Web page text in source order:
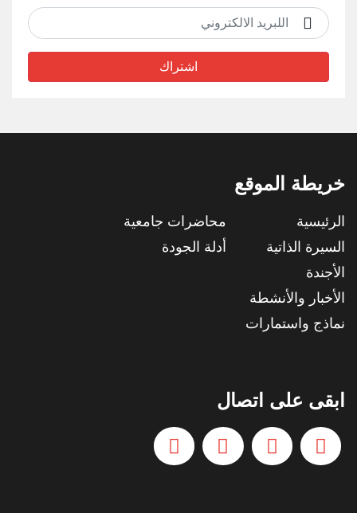
اشتراك
خريطة الموقع
الرئيسية
السيرة الذاتية
الأجندة
الأخبار والأنشطة
نماذج واستمارات
محاضرات جامعية
أدلة الجودة
ابقى على اتصال